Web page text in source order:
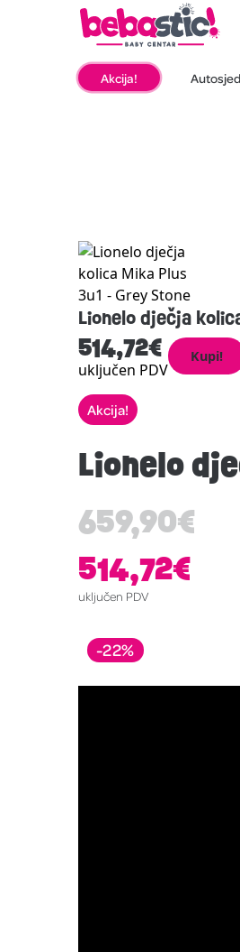
Akcija!
Lionelo dječja
514,72€
uključen PDV
Kupi!
Akcija!
Lionelo
659,90€
514,72€
uključen PDV
-22%